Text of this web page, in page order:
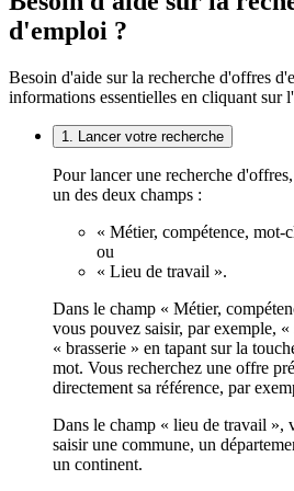
d'emploi ?
Besoin d'aide sur la recherche d'offres
informations essentielles en cliquant sur
1. Lancer votre recherche
Pour lancer une recherche
un des deux champs :
« Métier, compétence, mot-
ou
« Lieu de travail ».
Dans le champ « Métier,
vous pouvez saisir, par exemple,
« brasserie » en tapant sur la
mot. Vous recherchez une offre
directement sa référence, par
Dans le champ « lieu de travail »,
saisir une commune, un
un continent.